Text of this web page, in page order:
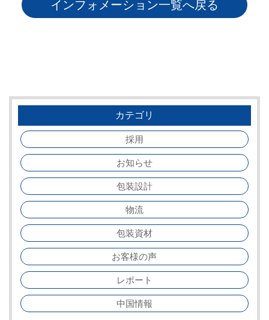
インフォメーション一覧へ戻る
カテゴリ
採用
お知らせ
包装設計
物流
包装資材
お客様の声
レポート
中国情報